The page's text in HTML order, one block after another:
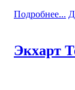
Подробнее...
Экхарт